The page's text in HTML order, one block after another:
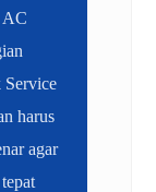
AC
Service
harus
agar